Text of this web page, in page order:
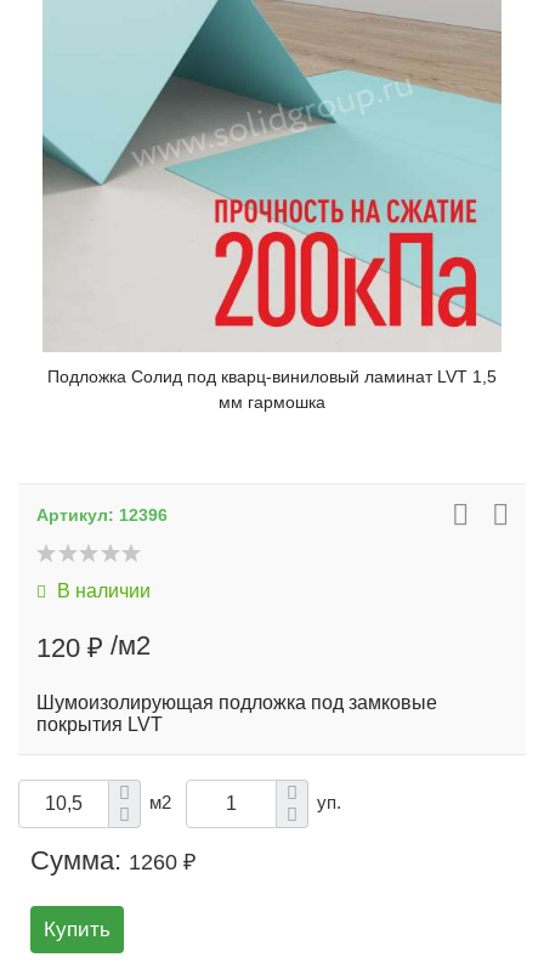
Подложка Солид под кварц-виниловый ламинат LVT 1,5
мм гармошка
Артикул: 12396
В наличии
120 ₽ /м2
Шумоизолирующая подложка под замковые
покрытия LVT
м2 уп.
Сумма: 1260 ₽
Купить